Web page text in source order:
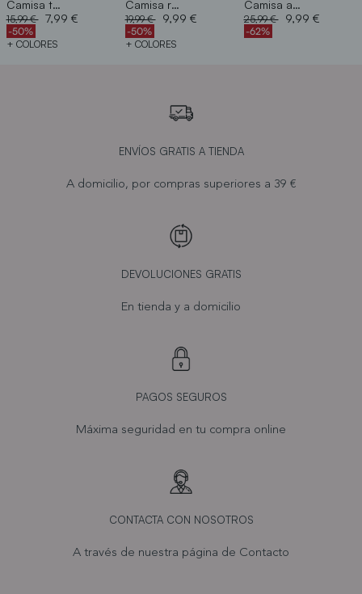
Camisa textura
Price reduced from
15,99 €to7,99 €
-50%
+ COLORES
Camisa rústica manga
Price reduced from
19,99 €to9,99 €
-50%
+ COLORES
Camisa ancha crochet
Price reduced from
25,99 €to9,99 €
-62%
ENVÍOS GRATIS A TIENDA
A domicilio, por compras superiores a 39 €
DEVOLUCIONES GRATIS
En tienda y a domicilio
PAGOS SEGUROS
Máxima seguridad en tu compra online
CONTACTA CON NOSOTROS
A través de nuestra página de Contacto